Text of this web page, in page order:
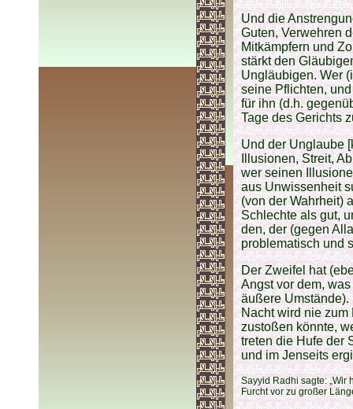
Und die
Guten, Verwehren
Mitkämpfern und
stärkt den
Ungläubigen. Wer
seine Pflichten,
für ihn (d.h.
Tage des Gerichts
Und der Unglaube
Illusionen, Streit,
wer seinen
aus Unwissenheit
(von der Wahrheit)
Schlechte als gut,
den, der (gegen
problematisch und
Der Zweifel hat
Angst vor dem,
äußere
Nacht wird nie zum
zustoßen könnte,
treten die Hufe der
und im Jenseits
Sayyid Radhi sagte: „Wir
Furcht vor zu großer